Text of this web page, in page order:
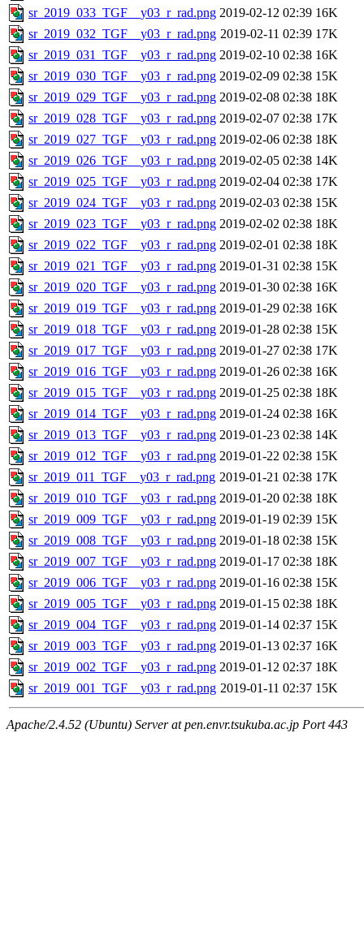
sr_2019_033_TGF__y03_r_rad.png 2019-02-12 02:39 16K
sr_2019_032_TGF__y03_r_rad.png 2019-02-11 02:39 17K
sr_2019_031_TGF__y03_r_rad.png 2019-02-10 02:38 16K
sr_2019_030_TGF__y03_r_rad.png 2019-02-09 02:38 15K
sr_2019_029_TGF__y03_r_rad.png 2019-02-08 02:38 18K
sr_2019_028_TGF__y03_r_rad.png 2019-02-07 02:38 17K
sr_2019_027_TGF__y03_r_rad.png 2019-02-06 02:38 18K
sr_2019_026_TGF__y03_r_rad.png 2019-02-05 02:38 14K
sr_2019_025_TGF__y03_r_rad.png 2019-02-04 02:38 17K
sr_2019_024_TGF__y03_r_rad.png 2019-02-03 02:38 15K
sr_2019_023_TGF__y03_r_rad.png 2019-02-02 02:38 18K
sr_2019_022_TGF__y03_r_rad.png 2019-02-01 02:38 18K
sr_2019_021_TGF__y03_r_rad.png 2019-01-31 02:38 15K
sr_2019_020_TGF__y03_r_rad.png 2019-01-30 02:38 16K
sr_2019_019_TGF__y03_r_rad.png 2019-01-29 02:38 16K
sr_2019_018_TGF__y03_r_rad.png 2019-01-28 02:38 15K
sr_2019_017_TGF__y03_r_rad.png 2019-01-27 02:38 17K
sr_2019_016_TGF__y03_r_rad.png 2019-01-26 02:38 16K
sr_2019_015_TGF__y03_r_rad.png 2019-01-25 02:38 18K
sr_2019_014_TGF__y03_r_rad.png 2019-01-24 02:38 16K
sr_2019_013_TGF__y03_r_rad.png 2019-01-23 02:38 14K
sr_2019_012_TGF__y03_r_rad.png 2019-01-22 02:38 15K
sr_2019_011_TGF__y03_r_rad.png 2019-01-21 02:38 17K
sr_2019_010_TGF__y03_r_rad.png 2019-01-20 02:38 18K
sr_2019_009_TGF__y03_r_rad.png 2019-01-19 02:39 15K
sr_2019_008_TGF__y03_r_rad.png 2019-01-18 02:38 15K
sr_2019_007_TGF__y03_r_rad.png 2019-01-17 02:38 18K
sr_2019_006_TGF__y03_r_rad.png 2019-01-16 02:38 15K
sr_2019_005_TGF__y03_r_rad.png 2019-01-15 02:38 18K
sr_2019_004_TGF__y03_r_rad.png 2019-01-14 02:37 15K
sr_2019_003_TGF__y03_r_rad.png 2019-01-13 02:37 16K
sr_2019_002_TGF__y03_r_rad.png 2019-01-12 02:37 18K
sr_2019_001_TGF__y03_r_rad.png 2019-01-11 02:37 15K
Apache/2.4.52 (Ubuntu) Server at pen.envr.tsukuba.ac.jp Port 443